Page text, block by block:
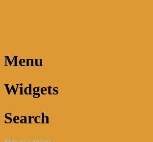
Menu
Widgets
Search